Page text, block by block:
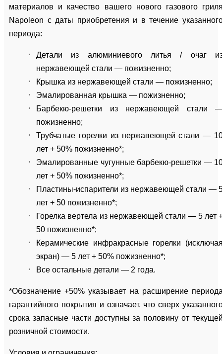
материалов и качество вашего нового газового
Napoleon с даты приобретения и в течение
периода:
Детали из алюминиевого литья / очаг
нержавеющей стали — пожизненно;
Крышка из нержавеющей стали — пожизненно;
Эмалированная крышка — пожизненно;
Барбекю-решетки из нержавеющей стали
пожизненно;
Трубчатые горелки из нержавеющей стали —
лет + 50% пожизненно*;
Эмалированные чугунные барбекю-решетки —
лет + 50% пожизненно*;
Пластины-испарители из нержавеющей стали —
лет + 50 пожизненно*;
Горелка вертела из нержавеющей стали — 5 лет
50 пожизненно*;
Керамические инфракрасные горелки
экран) — 5 лет + 50% пожизненно*;
Все остальные детали — 2 года.
*Обозначение +50% указывает на расширение
гарантийного покрытия и означает, что сверх
срока запасные части доступны за половину от
розничной стоимости.